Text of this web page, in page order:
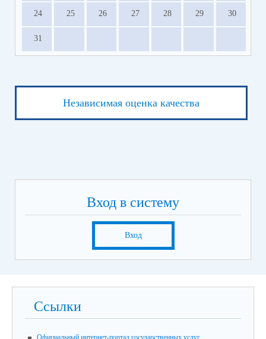
24 25 26 27 28 29 30
31
Независимая оценка качества
Вход в систему
Вход
Ссылки
Официальный интернет-портал государственных услуг